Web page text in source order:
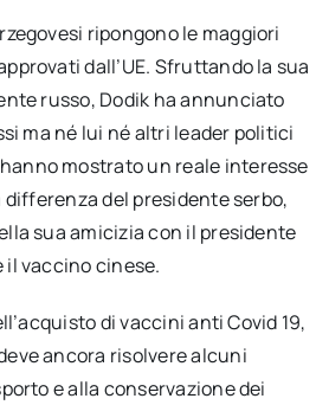
ripongono le maggiori
dall’UE. Sfruttando la sua
russo, Dodik ha annunciato
ma né lui né altri leader politici
mostrato un reale interesse
del presidente serbo,
sua amicizia con il presidente
vaccino cinese.
di vaccini anti Covid 19,
ancora risolvere alcuni
e alla conservazione dei